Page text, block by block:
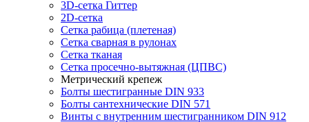
3D-сетка Гиттер
2D-сетка
Сетка рабица (плетеная)
Сетка сварная в рулонах
Сетка тканая
Сетка просечно-вытяжная (ЦПВС)
Метрический крепеж
Болты шестигранные DIN 933
Болты сантехнические DIN 571
Винты с внутренним шестигранником DIN 912